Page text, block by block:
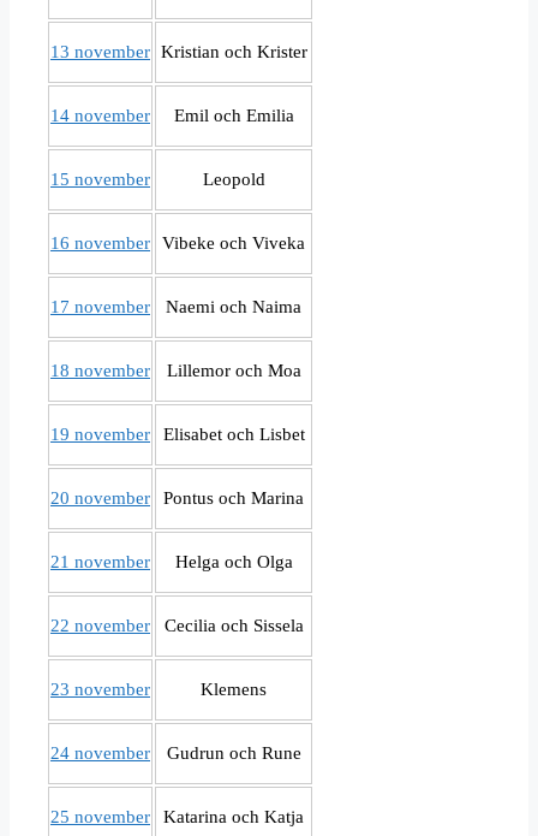
13 november Kristian och Krister
14 november Emil och Emilia
15 november Leopold
16 november Vibeke och Viveka
17 november Naemi och Naima
18 november Lillemor och Moa
19 november Elisabet och Lisbet
20 november Pontus och Marina
21 november Helga och Olga
22 november Cecilia och Sissela
23 november Klemens
24 november Gudrun och Rune
25 november Katarina och Katja